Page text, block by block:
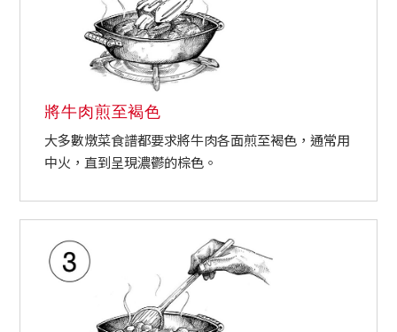
將牛肉煎至褐色
大多數燉菜食譜都要求將牛肉各面煎至褐色，通常用
中火，直到呈現濃鬱的棕色。